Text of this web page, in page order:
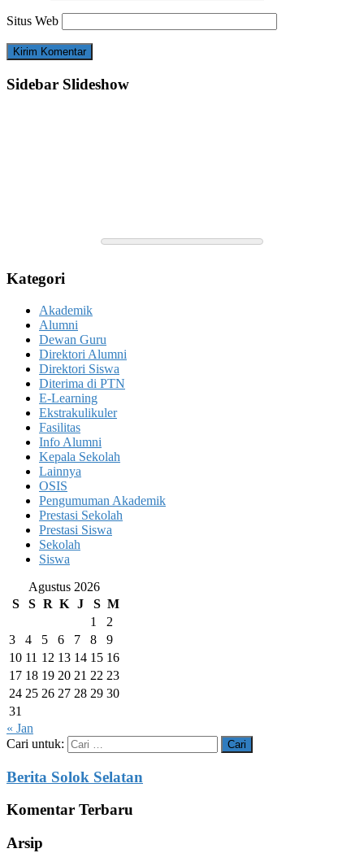
Situs Web
Sidebar Slideshow
Kategori
Akademik
Alumni
Dewan Guru
Direktori Alumni
Direktori Siswa
Diterima di PTN
E-Learning
Ekstrakulikuler
Fasilitas
Info Alumni
Kepala Sekolah
Lainnya
OSIS
Pengumuman Akademik
Prestasi Sekolah
Prestasi Siswa
Sekolah
Siswa
Agustus 2026
S
S R K J S M
1
2
3
4 5 6 7 8
9
10 11 12 13 14 15 16
17 18 19 20 21 22 23
24 25 26 27 28 29 30
31
« Jan
Cari untuk:
Berita Solok Selatan
Komentar Terbaru
Arsip